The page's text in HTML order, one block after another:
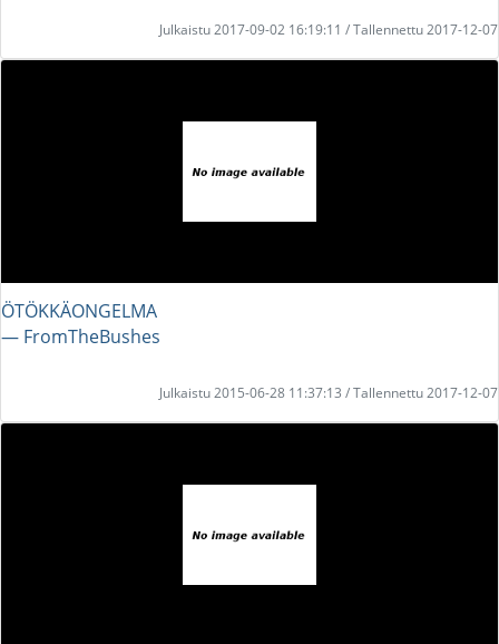
Julkaistu 2017-09-02 16:19:11 / Tallennettu 2017-12-07
ÖTÖKKÄONGELMA
― FromTheBushes
Julkaistu 2015-06-28 11:37:13 / Tallennettu 2017-12-07